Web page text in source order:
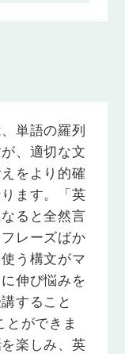
ように、過
ります。
らは～では
いての否定
たか」とい
なります。
か」のよう
単語の羅列
、適切な文
をより的確
ます。「英
ると全然言
レーズばか
う構文がマ
伸び悩みを
すること
とができま
楽しみ、英